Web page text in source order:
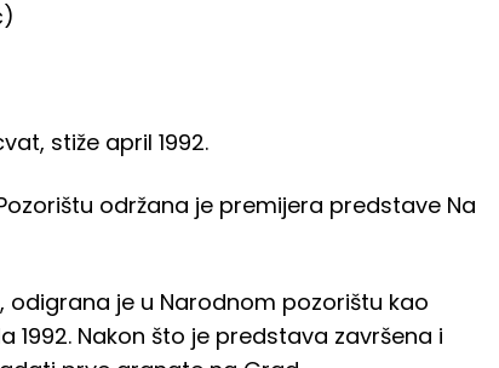
stiže april 1992.
održana je premijera predstave Na
je u Narodnom pozorištu kao
Nakon što je predstava završena i